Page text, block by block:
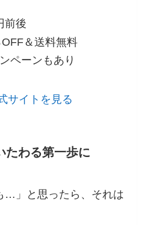
前後
＆送料無料
ペーンもあり
サイトを見る
たわる第一歩に
…」と思ったら、それは